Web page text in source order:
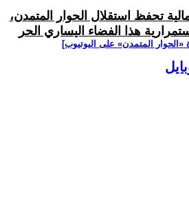
تحفظ استقلال الحوار المتمدن،
هذا الفضاء اليساري الحر
المتمدن» على اليوتيوب]